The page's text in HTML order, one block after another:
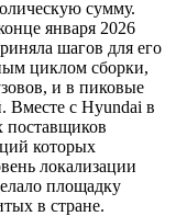
сумму.
января 2026
шагов для его
циклом сборки,
и в пиковые
Вместе с Hyundai в
поставщиков
которых
локализации
площадку
в стране.